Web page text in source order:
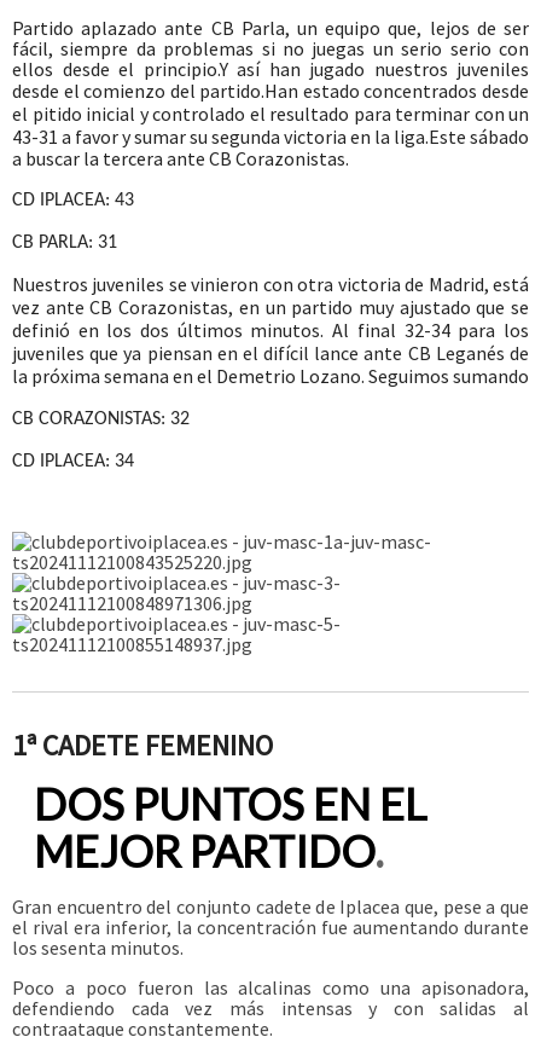
Partido aplazado ante CB Parla, un equipo que, lejos de ser
fácil, siempre da problemas si no juegas un serio serio con
ellos desde el principio.Y así han jugado nuestros juveniles
desde el comienzo del partido.Han estado concentrados desde
el pitido inicial y controlado el resultado para terminar con un
43-31 a favor y sumar su segunda victoria en la liga.Este sábado
a buscar la tercera ante CB Corazonistas.
CD IPLACEA: 43
CB PARLA: 31
Nuestros juveniles se vinieron con otra victoria de Madrid, está
vez ante CB Corazonistas, en un partido muy ajustado que se
definió en los dos últimos minutos.Al final 32-34 para los
juveniles que ya piensan en el difícil lance ante CB Leganés de
la próxima semana en el Demetrio Lozano. Seguimos sumando
CB CORAZONISTAS: 32
CD IPLACEA: 34
1ª CADETE FEMENINO
DOS PUNTOS EN EL
MEJOR PARTIDO.
Gran encuentro del conjunto cadete de Iplacea que, pese a que
el rival era inferior, la concentración fue aumentando durante
los sesenta minutos.
Poco a poco fueron las alcalinas como una apisonadora,
defendiendo cada vez más intensas y con salidas al
contraataque constantemente.